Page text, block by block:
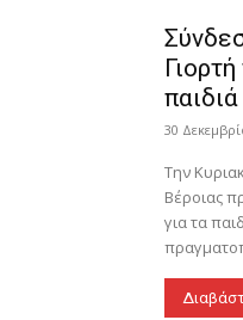
παιδιά
30
Την
Βέροιας
για τα